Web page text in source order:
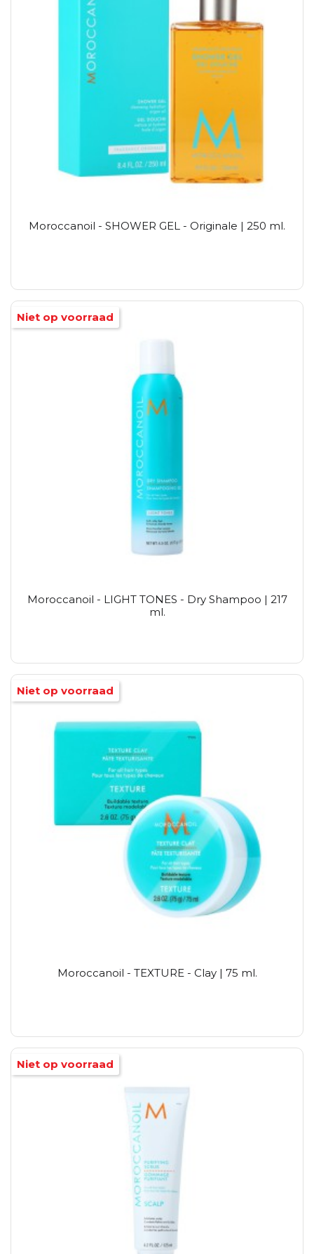
Moroccanoil - SHOWER GEL - Originale | 250 ml.
Moroccanoil - LIGHT TONES - Dry Shampoo | 217
ml.
Niet op voorraad
Moroccanoil - TEXTURE - Clay | 75 ml.
Niet op voorraad
Niet op voorraad